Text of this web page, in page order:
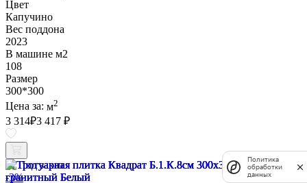
Цвет
Капучино
Вес поддона
2023
В машине м2
108
Размер
300*300
Цена за: м2
3 314₽3 417 ₽
Под заказ
-3%
Политика
обработки
данных